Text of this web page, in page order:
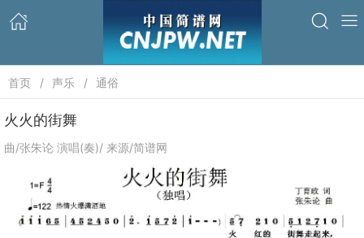
首页 声乐 通俗
火火的街舞
曲/张朱论 演唱(奏)/ 来源/简谱网